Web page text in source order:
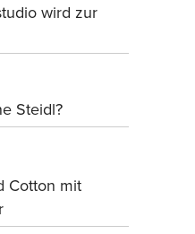
wird zur
Steidl?
Cotton mit